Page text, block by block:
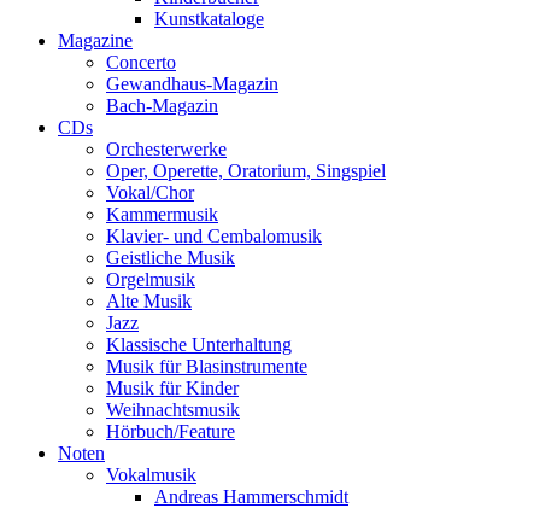
Kunstkataloge
Magazine
Concerto
Gewandhaus-Magazin
Bach-Magazin
CDs
Orchesterwerke
Oper, Operette, Oratorium, Singspiel
Vokal/Chor
Kammermusik
Klavier- und Cembalomusik
Geistliche Musik
Orgelmusik
Alte Musik
Jazz
Klassische Unterhaltung
Musik für Blasinstrumente
Musik für Kinder
Weihnachtsmusik
Hörbuch/Feature
Noten
Vokalmusik
Andreas Hammerschmidt